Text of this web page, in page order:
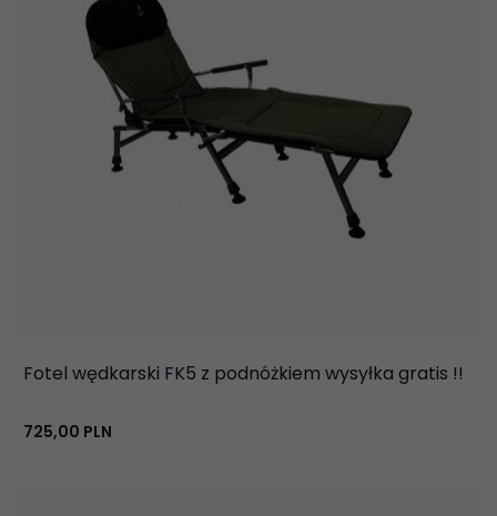
Fotel wędkarski FK5 z podnóżkiem wysyłka gratis !!
725,00 PLN